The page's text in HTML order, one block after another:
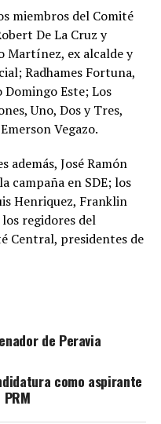
miembros del Comité
De La Cruz y
Martínez, ex alcalde y
Radhames Fortuna,
Este; Los
Uno, Dos y Tres,
Vegazo.
además, José Ramón
campaña en SDE; los
Henriquez, Franklin
regidores del
Central, presidentes de
de Peravia
como aspirante